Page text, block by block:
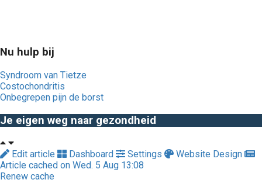
Nu hulp bij
Syndroom van Tietze
Costochondritis
Onbegrepen pijn de borst
Je eigen weg naar gezondheid
Edit article Dashboard Settings
Website Design
Article cached on Wed. 5 Aug 13:08
Renew cache